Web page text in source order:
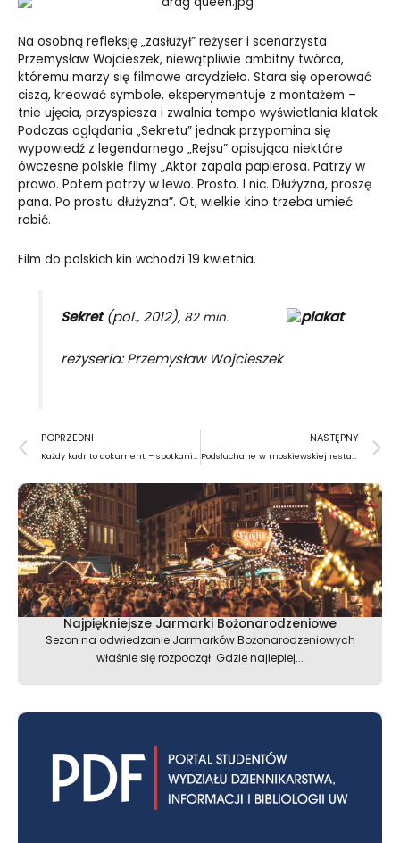
Na osobną refleksję „zasłużył” reżyser i scenarzysta
Przemysław Wojcieszek, niewątpliwie ambitny twórca,
któremu marzy się filmowe arcydzieło. Stara się operować
ciszą, kreować symbole, eksperymentuje z montażem –
tnie ujęcia, przyspiesza i zwalnia tempo wyświetlania klatek.
Podczas oglądania „Sekretu” jednak przypomina się
wypowiedź z legendarnego „Rejsu” opisująca niektóre
ówczesne polskie filmy „Aktor zapala papierosa. Patrzy w
prawo. Potem patrzy w lewo. Prosto. I nic. Dłużyzna, proszę
pana. Po prostu dłużyzna”. Ot, wielkie kino trzeba umieć
robić.
Film do polskich kin wchodzi 19 kwietnia.
Sekret(pol., 2012), 82 min.
reżyseria: Przemysław Wojcieszek
Prev
POPRZEDNI
Każdy kadr to dokument – spotkanie z Kubą Dąbrowskim
NASTĘPNY
Podsłuchane w moskiewskiej restauracji
Najpiękniejsze Jarmarki Bożonarodzeniowe
Sezon na odwiedzanie Jarmarków Bożonarodzeniowych
właśnie się rozpoczął. Gdzie najlepiej...